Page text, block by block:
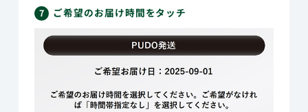
7 ご希望のお届け時間をタッチ